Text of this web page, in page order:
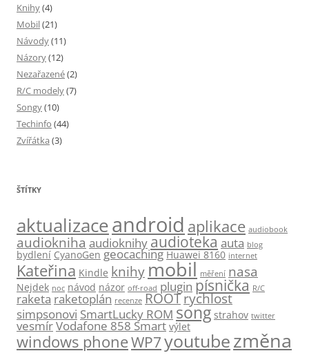
Knihy(4)
Mobil(21)
Návody(11)
Názory(12)
Nezařazené(2)
R/C modely(7)
Songy(10)
Techinfo (44)
Zvířátka (3)
ŠTÍTKY
aktualizaceandroid aplikace audiobook
audiokniha audioknihyaudiotekaauta blog
bydlení CyanoGen geocaching Huawei 8160 internet
Kateřina Kindle knihy mobil měření nasa
Nejdek noc návod názor off-road plugin písnička R/C
raketa raketoplán recenze ROOTrychlost
simpsonovi SmartLucky ROM song strahov twitter
vesmírVodafone 858 Smart výlet
windows phoneWP7youtubezměna